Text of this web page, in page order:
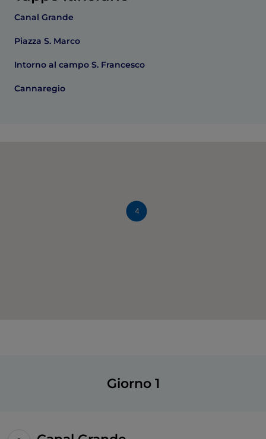
Canal Grande
Piazza S. Marco
Intorno al campo S. Francesco
Cannaregio
4
Giorno 1